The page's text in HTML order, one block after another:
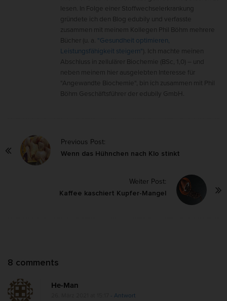
lesen. In Folge einer Stoffwechselerkrankung
gründete ich den Blog edubily und verfasste
zusammen mit meinem Kollegen Phil Böhm mehrere
Bücher (u. a. "Gesundheit optimieren,
Leistungsfähigkeit steigern"). Ich machte meinen
Abschluss in zellulärer Biochemie (BSc, 1,0) – und
neben meinem hier ausgelebten Interesse für
"Angewandte Biochemie", bin ich zusammen mit Phil
Böhm Geschäftsführer der edubily GmbH.
Previous Post:
Wenn das Hühnchen nach Klo stinkt
Weiter Post:
Kaffee kaschiert Kupfer-Mangel
8 comments
D
He-Man
- Antwort